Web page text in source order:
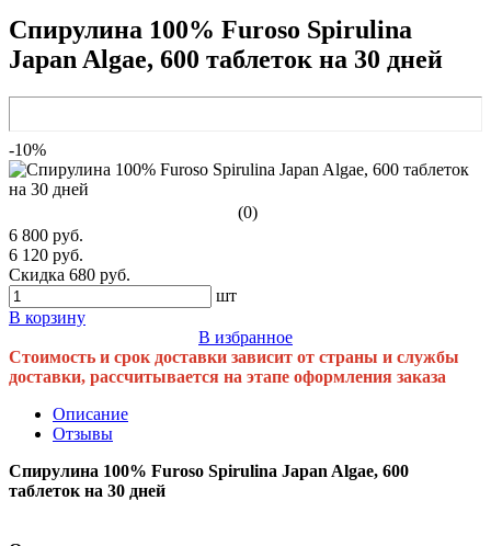
Спирулина 100% Furoso Spirulina
Japan Algae, 600 таблеток на 30 дней
-10%
(0)
6 800 руб.
6 120 руб.
Скидка 680 руб.
шт
В корзину
В избранное
Стоимость и срок доставки зависит от страны и службы
доставки, рассчитывается на этапе оформления заказа
Описание
Отзывы
Спирулина 100% Furoso Spirulina Japan Algae, 600
таблеток на 30 дней